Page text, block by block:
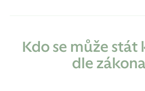
Kdo se může stát
dle